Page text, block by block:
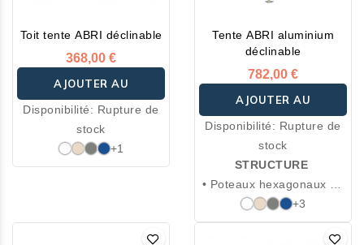
Toit tente ABRI déclinable
368,00 €
AJOUTER AU
PANIER
Disponibilité: Rupture de
stock
+1
Tente ABRI aluminium
déclinable
782,00 €
AJOUTER AU
PANIER
Disponibilité: Rupture de
stock
STRUCTURE
• Poteaux hexagonaux en
aluminium anodisé
renforcé Ø 5 cm épaisseur
+3